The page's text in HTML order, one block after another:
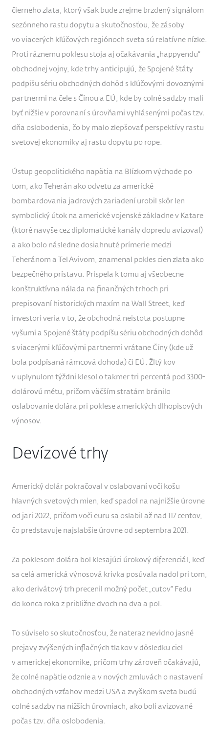
čierneho zlata, ktorý však bude zrejme brzdený signálom
sezónneho rastu dopytu a skutočnosťou, že zásoby
vo viacerých kľúčových regiónoch sveta sú relatívne nízke.
Proti ráznemu poklesu stoja aj očakávania „happyendu“
obchodnej vojny, kde trhy anticipujú, že Spojené štáty
podpíšu sériu obchodných dohôd s kľúčovými dovoznými
partnermi na čele s Čínou a EÚ, kde by colné sadzby mali
byť nižšie v porovnaní s úrovňami vyhlásenými počas tzv.
dňa oslobodenia, čo by malo zlepšovať perspektívy rastu
svetovej ekonomiky aj rastu dopytu po rope.
Ústup geopolitického napätia na Blízkom východe po
tom, ako Teherán ako odvetu za americké
bombardovania jadrových zariadení urobil skôr len
symbolický útok na americké vojenské základne v Katare
(ktoré navyše cez diplomatické kanály dopredu avizoval)
a ako bolo následne dosiahnuté prímerie medzi
Teheránom a Tel Avivom, znamenal pokles cien zlata ako
bezpečného prístavu. Prispela k tomu aj všeobecne
konštruktívna nálada na finančných trhoch pri
prepisovaní historických maxím na Wall Street, keď
investori veria v to, že obchodná neistota postupne
vyšumí a Spojené štáty podpíšu sériu obchodných dohôd
s viacerými kľúčovými partnermi vrátane Číny (kde už
bola podpísaná rámcová dohoda) či EÚ. Žltý kov
v uplynulom týždni klesol o takmer tri percentá pod 3300-
dolárovú métu, pričom väčším stratám bránilo
oslabovanie dolára pri poklese amerických dlhopisových
výnosov.
Devízové trhy
Americký dolár pokračoval v oslabovaní voči košu
hlavných svetových mien, keď spadol na najnižšie úrovne
od jari 2022, pričom voči euru sa oslabil až nad 117 centov,
čo predstavuje najslabšie úrovne od septembra 2021.
Za poklesom dolára bol klesajúci úrokový diferenciál, keď
sa celá americká výnosová krivka posúvala nadol pri tom,
ako derivátový trh precenil možný počet „cutov“ Fedu
do konca roka z približne dvoch na dva a pol.
To súviselo so skutočnosťou, že nateraz nevidno jasné
prejavy zvýšených inflačných tlakov v dôsledku ciel
v americkej ekonomike, pričom trhy zároveň očakávajú,
že colné napätie odznie a v nových zmluvách o nastavení
obchodných vzťahov medzi USA a zvyškom sveta budú
colné sadzby na nižších úrovniach, ako boli avizované
počas tzv. dňa oslobodenia.